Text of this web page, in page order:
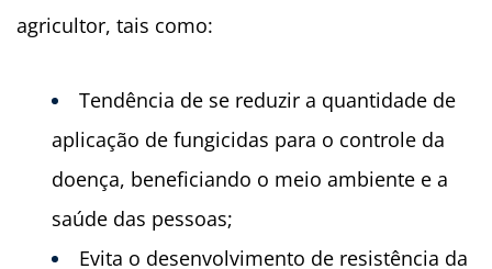
agricultor, tais como:
Tendência de se reduzir a quantidade de
aplicação de fungicidas para o controle da
doença, beneficiando o meio ambiente e a
saúde das pessoas;
Evita o desenvolvimento de resistência da